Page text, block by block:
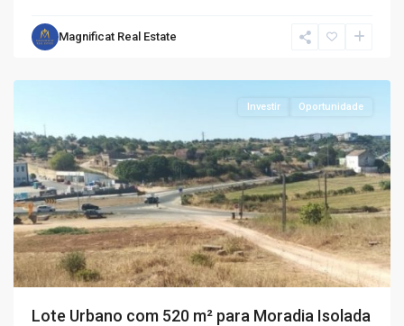
Magnificat Real Estate
Gonçalo
de
Investir Oportunidade
Lote Urbano com 520 m² para Moradia Isolada